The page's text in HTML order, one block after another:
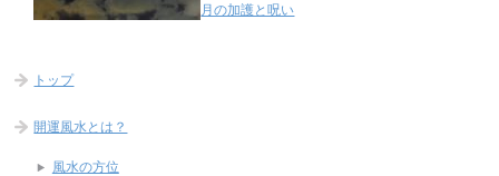
月の加護と呪い
トップ
開運風水とは？
風水の方位